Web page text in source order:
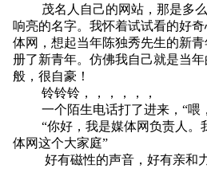
茂名人自己的网站，那是多么
响亮的名字。我怀着试试看的好
体网，想起当年陈独秀先生的新
册了新青年。仿佛我自己就是当
般，很自豪！
铃铃铃，，，，，，
一个陌生电话打了进来，“喂
“你好，我是媒体网负责人。
体网这个大家庭”
好有磁性的声音，好有亲和力